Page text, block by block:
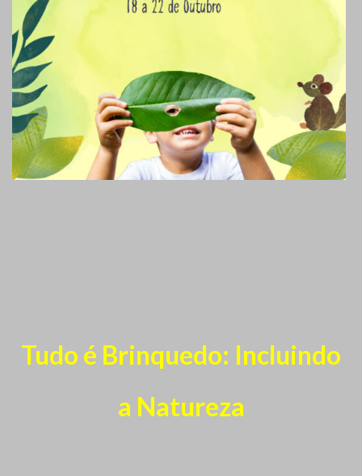
Tudo é Brinquedo: Incluindo
a Natureza